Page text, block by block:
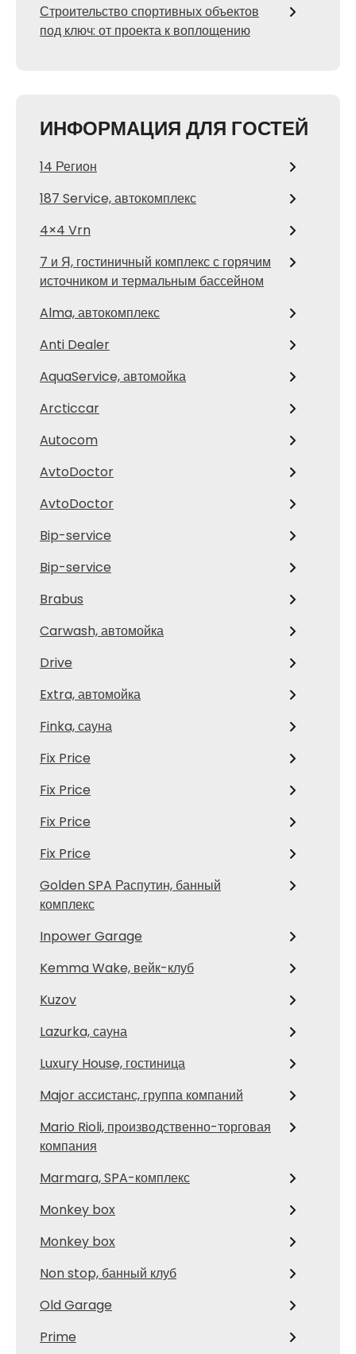
Строительство спортивных объектов
под ключ: от проекта к воплощению
ИНФОРМАЦИЯ ДЛЯ ГОСТЕЙ
14 Регион
187 Service, автокомплекс
4×4 Vrn
7 и Я, гостиничный комплекс с горячим
источником и термальным бассейном
Alma, автокомплекс
Anti Dealer
AquaService, автомойка
Arcticcar
Autocom
AvtoDoctor
AvtoDoctor
Bip-service
Bip-service
Brabus
Carwash, автомойка
Drive
Extra, автомойка
Finka, сауна
Fix Price
Fix Price
Fix Price
Fix Price
Golden SPA Распутин, банный
комплекс
Inpower Garage
Kemma Wake, вейк-клуб
Kuzov
Lazurka, сауна
Luxury House, гостиница
Major ассистанс, группа компаний
Mario Rioli, производственно-торговая
компания
Marmara, SPA-комплекс
Monkey box
Monkey box
Non stop, банный клуб
Old Garage
Prime